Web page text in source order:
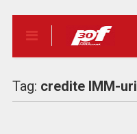
Tag: credite IMM-uri